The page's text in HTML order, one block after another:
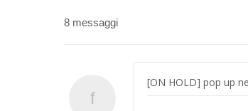
8 messaggi
[ON HOLD] pop up